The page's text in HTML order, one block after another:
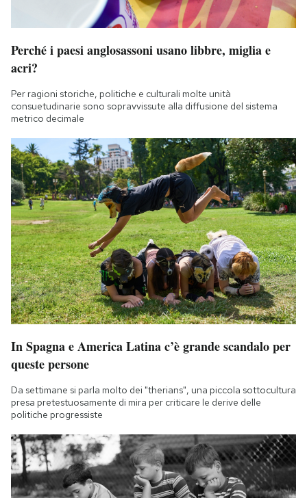
Perché i paesi anglosassoni usano libbre, miglia e
acri?
Per ragioni storiche, politiche e culturali molte unità
consuetudinarie sono sopravvissute alla diffusione del sistema
metrico decimale
In Spagna e America Latina c’è grande scandalo per
queste persone
Da settimane si parla molto dei "therians", una piccola sottocultura
presa pretestuosamente di mira per criticare le derive delle
politiche progressiste